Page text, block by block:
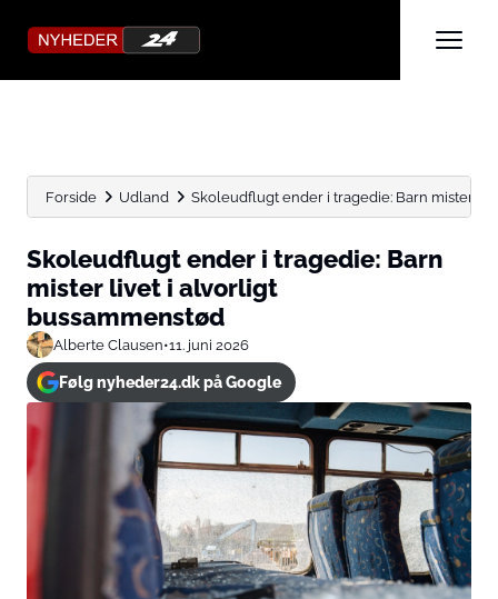
Forside Udland Skoleudflugt ender i tragedie: Barn mister
Skoleudflugt ender i tragedie: Barn
mister livet i alvorligt
bussammenstød
Alberte Clausen•11. juni 2026
Følg nyheder24.dk på Google